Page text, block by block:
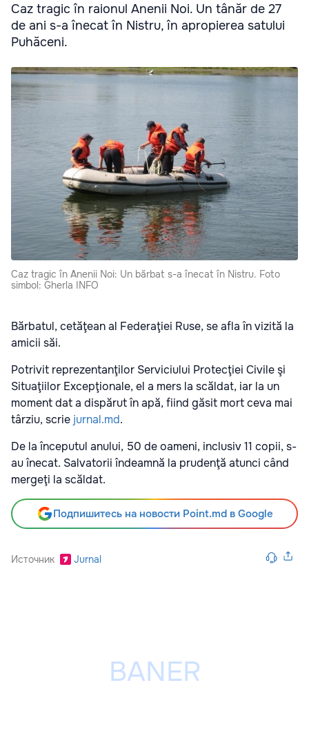
Caz tragic în raionul Anenii Noi. Un tânăr de 27
de ani s-a înecat în Nistru, în apropierea satului
Puhăceni.
Caz tragic în Anenii Noi: Un bărbat s-a înecat în Nistru. Foto
simbol: Gherla INFO
Bărbatul, cetăţean al Federaţiei Ruse, se afla în vizită la
amicii săi.
Potrivit reprezentanţilor Serviciului Protecţiei Civile şi
Situaţiilor Excepţionale, el a mers la scăldat, iar la un
moment dat a dispărut în apă, fiind găsit mort ceva mai
târziu, scrie jurnal.md.
De la începutul anului, 50 de oameni, inclusiv 11 copii, s-
au înecat. Salvatorii îndeamnă la prudenţă atunci când
mergeţi la scăldat.
Подпишитесь на новости Point.md в Google
Источник Jurnal